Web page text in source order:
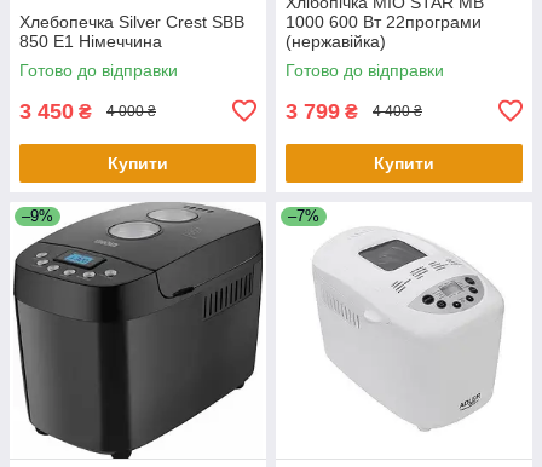
Хлебопечка Silver Crest SBB
850 E1 Німеччина
Готово до відправки
3 450 ₴ 4 000 ₴
Купити
1000 600 Вт 22програми
(нержавійка)
Готово до відправки
3 799 ₴ 4 400 ₴
Купити
–9% –7%